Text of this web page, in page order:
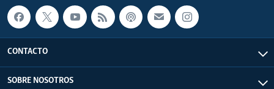
CONTACTO
SOBRE NOSOTROS